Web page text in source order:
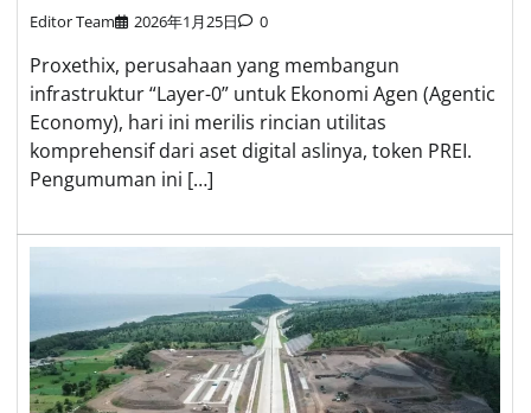
Editor Team 2026年1月25日 0
Proxethix, perusahaan yang membangun
infrastruktur “Layer-0” untuk Ekonomi Agen (Agentic
Economy), hari ini merilis rincian utilitas
komprehensif dari aset digital aslinya, token PREI.
Pengumuman ini […]